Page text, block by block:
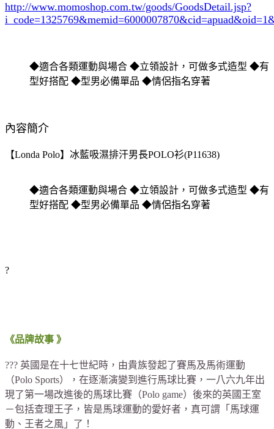
http://www.momoshop.com.tw/goods/GoodsDetail.jsp?
i_code=1325769
◆適合各類運動與場合 ◆立領設計，可做多式造型 ◆有
型好搭配 ◆型男必備單品 ◆情侶指名穿著
內容簡介
【Londa Polo】冰藍吸濕排汗男長POLO衫(P11638)
◆適合各類運動與場合 ◆立領設計，可做多式造型 ◆有
型好搭配 ◆型男必備單品 ◆情侶指名穿著
?
《品牌故事 》
??? 英國是在十七世紀時，由貴族發起了賽馬及馬術運動
（Polo Sports），在逐漸演變到進行馬球比賽，一八六九年出
現了第一場改進後的馬球比賽（Polo game）後來的英國王室
－包括查理王子，皆是馬球運動的愛好者，真可謂「馬球運
動、王者之風」了！